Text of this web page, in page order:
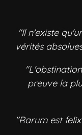
"Il n'existe
vérités
preuve la
"Rarum est